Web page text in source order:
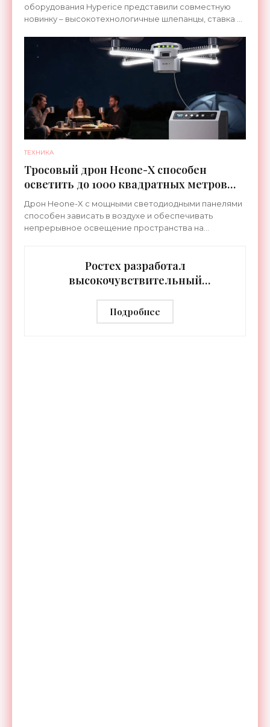
оборудования Hyperice представили совместную
новинку – высокотехнологичные шлепанцы, ставка в
ТЕХНИКА
Тросовый дрон Heone-X способен
осветить до 1000 квадратных метров
земли - «Беспилотники»
Дрон Heone-X с мощными светодиодными панелями
способен зависать в воздухе и обеспечивать
непрерывное освещение пространства на
Ростех разработал
высокочувствительный
дальностью распознавания до 2 км
- «Гаджеты»
Подробнее